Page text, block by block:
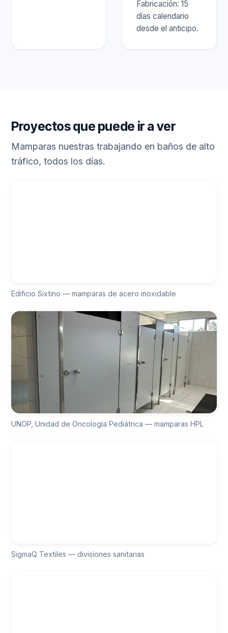
Fabricación: 15
días calendario
desde el anticipo.
Proyectos que puede ir a ver
Mamparas nuestras trabajando en baños de alto
tráfico, todos los días.
Edificio Sixtino — mamparas de acero inoxidable
UNOP, Unidad de Oncología Pediátrica — mamparas HPL
SigmaQ Textiles — divisiones sanitarias